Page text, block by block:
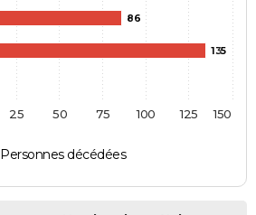
86
135
Personnes décédées
25 50 75 100 125 150